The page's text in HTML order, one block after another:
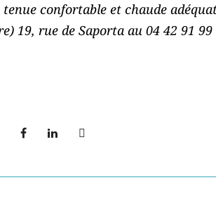
confortable et chaude
19, rue de Saporta au 04 42 91 99